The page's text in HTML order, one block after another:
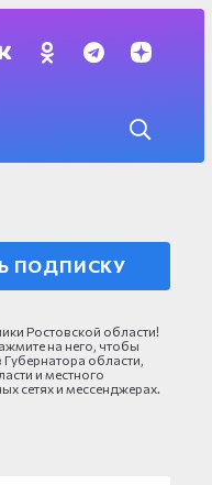
ПОДПИСКУ
Ростовской области!
на него, чтобы
Губернатора области,
и местного
сетях и мессенджерах.